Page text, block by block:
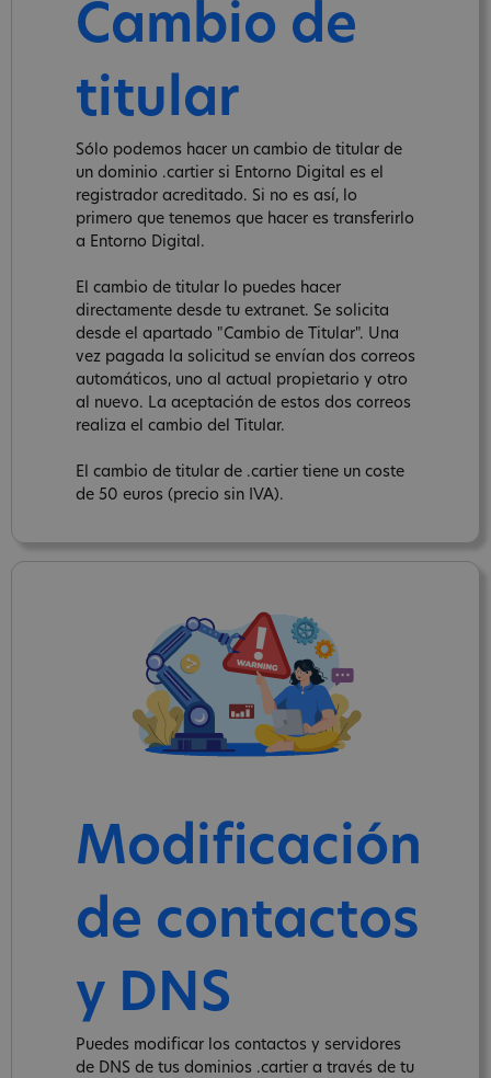
Cambio de
titular
Sólo podemos hacer un cambio de titular de
un dominio .cartier si Entorno Digital es el
registrador acreditado. Si no es así, lo
primero que tenemos que hacer es transferirlo
a Entorno Digital.
El cambio de titular lo puedes hacer
directamente desde tu extranet. Se solicita
desde el apartado "Cambio de Titular". Una
vez pagada la solicitud se envían dos correos
automáticos, uno al actual propietario y otro
al nuevo. La aceptación de estos dos correos
realiza el cambio del Titular.
El cambio de titular de .cartier tiene un coste
de 50 euros (precio sin IVA).
Modificación
de contactos
y DNS
Puedes modificar los contactos y servidores
de DNS de tus dominios .cartier a través de tu